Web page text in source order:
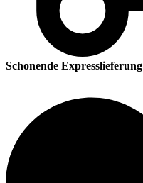
Schonende Expresslieferung